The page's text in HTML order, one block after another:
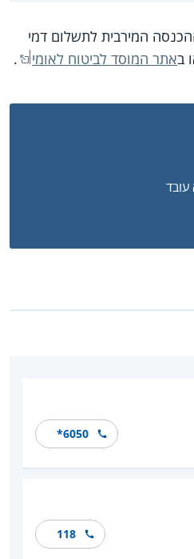
המירבית לתשלום דמי
באתר המוסד לביטוח לאומי .
עובד
*6050
118